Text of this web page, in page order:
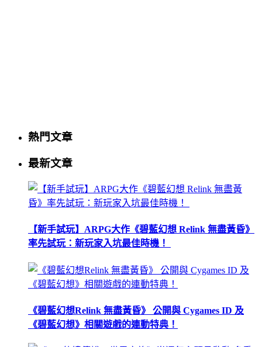
熱門文章
最新文章
【新手試玩】ARPG大作《碧藍幻想 Relink 無盡黃昏》
率先試玩：新玩家入坑最佳時機！
《碧藍幻想Relink 無盡黃昏》 公開與 Cygames ID 及
《碧藍幻想》相關遊戲的連動特典！